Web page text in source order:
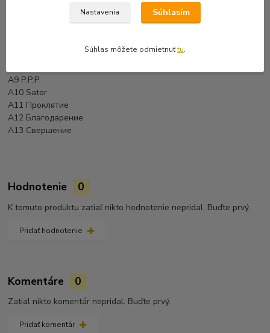
A9 Р.Р.Р.
A10 Sator
A11 Проклятие
A12 Благодарение
A13 Свершение
Hodnotenie 0
K tomuto produktu zatiaľ nikto hodnotenie nepridal. Buďte prvý.
Pridať hodnotenie
Komentáre 0
Zatial nikto komentár nepridal. Buďte prvý.
Pridať komentár
Nastavenia Súhlasím
Súhlas môžete odmietnuťtu.